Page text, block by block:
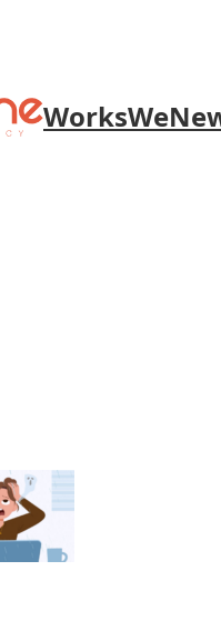
WorksWe